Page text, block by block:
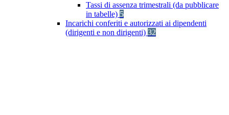
Tassi di assenza trimestrali (da pubblicare
in tabelle) 5
Incarichi conferiti e autorizzati ai dipendenti
(dirigenti e non dirigenti) 32